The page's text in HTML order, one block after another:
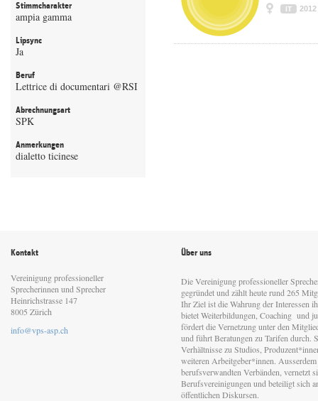
Stimmcharakter
ampia gamma
Lipsync
Ja
Beruf
Lettrice di documentari @RSI
Abrechnungsart
SPK
Anmerkungen
dialetto ticinese
IT 2012
Kontakt
Vereinigung professioneller
Sprecherinnen und Sprecher
Heinrichstrasse 147
8005 Zürich
info@vps-asp.ch
Über uns
Die Vereinigung professioneller
gegründet und zählt heute rund 265
Ihr Ziel ist die Wahrung der Interessen
bietet Weiterbildungen, Coaching und
fördert die Vernetzung unter den
und führt Beratungen zu Tarifen durch.
Verhältnisse zu Studios,
weiteren Arbeitgeber*innen.
berufsverwandten Verbänden, vernetzt
Berufsvereinigungen und beteiligt sich
öffentlichen Diskursen.